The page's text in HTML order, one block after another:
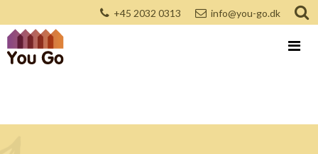
+45 2032 0313 info@you-go.dk